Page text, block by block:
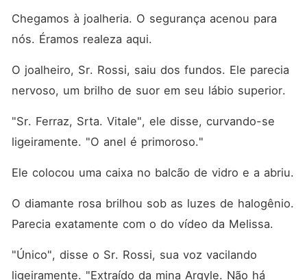
Chegamos à joalheria. O segurança acenou para
nós. Éramos realeza aqui.
O joalheiro, Sr. Rossi, saiu dos fundos. Ele parecia
nervoso, um brilho de suor em seu lábio superior.
"Sr. Ferraz, Srta. Vitale", ele disse, curvando-se
ligeiramente. "O anel é primoroso."
Ele colocou uma caixa no balcão de vidro e a abriu.
O diamante rosa brilhou sob as luzes de halogênio.
Parecia exatamente com o do vídeo da Melissa.
"Único", disse o Sr. Rossi, sua voz vacilando
ligeiramente. "Extraído da mina Argyle. Não há